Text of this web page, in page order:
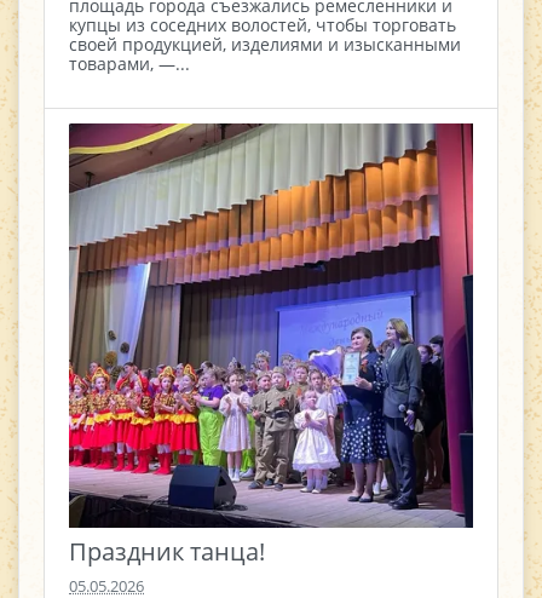
площадь города съезжались ремесленники и
купцы из соседних волостей, чтобы торговать
своей продукцией, изделиями и изысканными
товарами, —...
Праздник танца!
05.05.2026